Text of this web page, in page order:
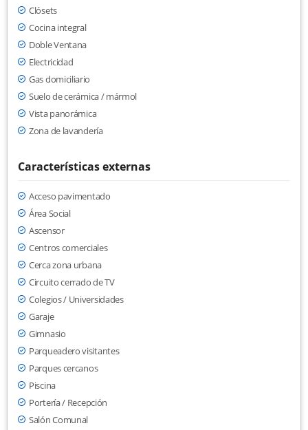
Clósets
Cocina integral
Doble Ventana
Electricidad
Gas domiciliario
Suelo de cerámica / mármol
Vista panorámica
Zona de lavandería
Características externas
Acceso pavimentado
Área Social
Ascensor
Centros comerciales
Cerca zona urbana
Circuito cerrado de TV
Colegios / Universidades
Garaje
Gimnasio
Parqueadero visitantes
Parques cercanos
Piscina
Portería / Recepción
Salón Comunal